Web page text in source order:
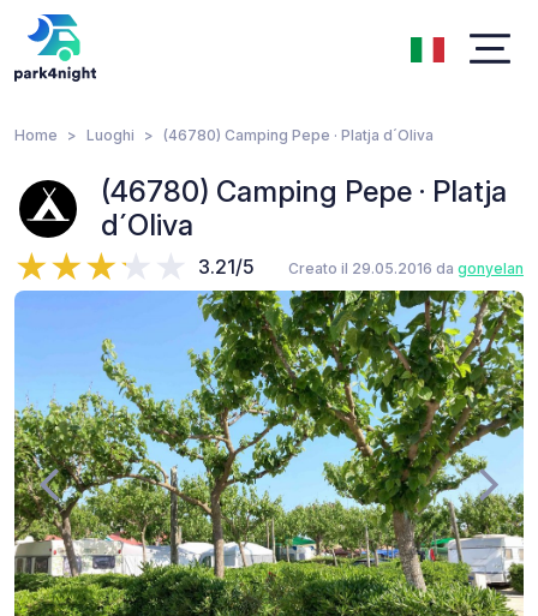
Home Luoghi (46780) Camping Pepe · Platja d´Oliva
(46780) Camping Pepe · Platja
d´Oliva
3.21/5 Creato il 29.05.2016 da gonyelan